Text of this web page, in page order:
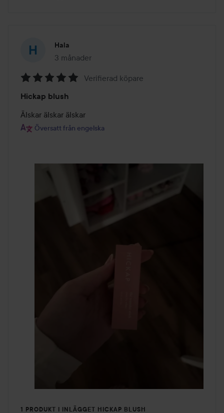
Hala
3 månader
Inlägget skapades 3 månader
5
av
5
Verifierad köpare
Hickap blush
Översatt från engelska
1 PRODUKT I INLÄGGET HICKAP BLUSH